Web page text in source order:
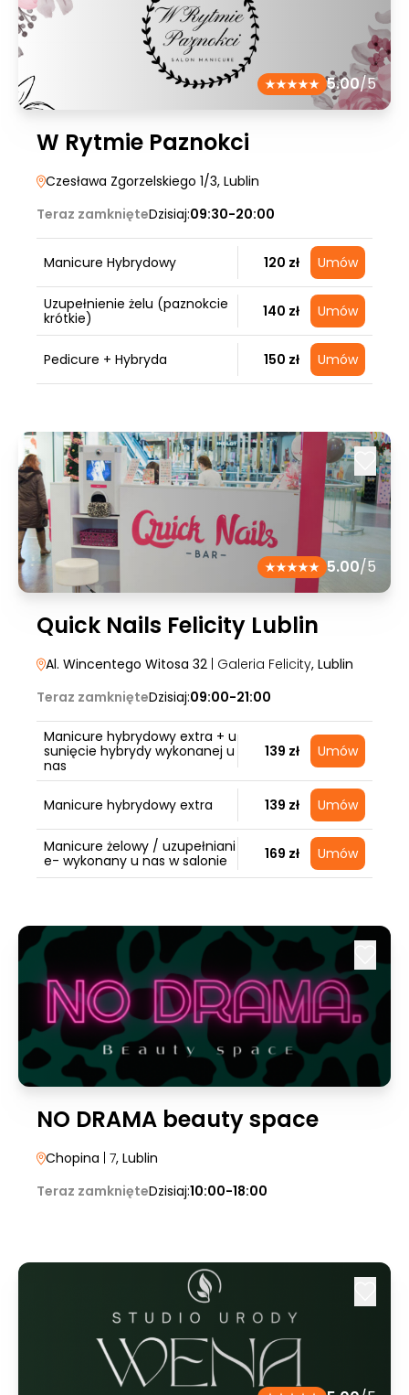
5.00/5
W Rytmie Paznokci
Czesława Zgorzelskiego 1/3, Lublin
Teraz zamknięteDzisiaj:09:30-20:00
Manicure Hybrydowy 120 zł Umów
Uzupełnienie żelu (paznokcie
krótkie)
140 zł Umów
Pedicure + Hybryda 150 zł Umów
5.00/5
Quick Nails Felicity Lublin
Al. Wincentego Witosa 32 | Galeria Felicity, Lublin
Teraz zamknięteDzisiaj:09:00-21:00
Manicure hybrydowy extra + u
sunięcie hybrydy wykonanej u
nas
139 zł Umów
Manicure hybrydowy extra 139 zł Umów
Manicure żelowy / uzupełniani
e- wykonany u nas w salonie
169 zł Umów
NO DRAMA beauty space
Chopina | 7, Lublin
Teraz zamknięteDzisiaj:10:00-18:00